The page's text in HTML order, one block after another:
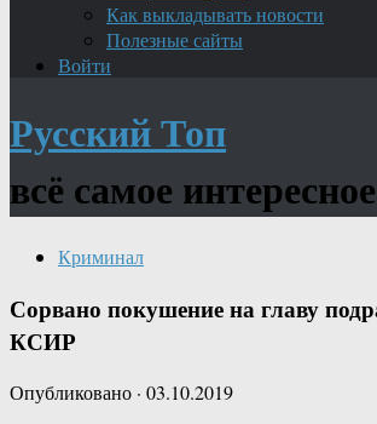
Как выкладывать новости
Полезные сайты
Войти
Русский Топ
всё самое интересное
Криминал
Сорвано покушение на главу
КСИР
Опубликовано · 03.10.2019